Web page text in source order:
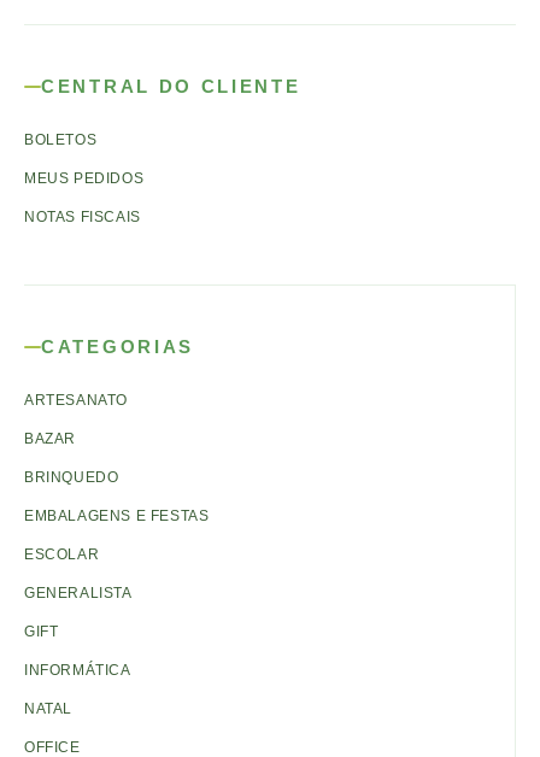
CENTRAL DO CLIENTE
BOLETOS
MEUS PEDIDOS
NOTAS FISCAIS
CATEGORIAS
ARTESANATO
BAZAR
BRINQUEDO
EMBALAGENS E FESTAS
ESCOLAR
GENERALISTA
GIFT
INFORMÁTICA
NATAL
OFFICE